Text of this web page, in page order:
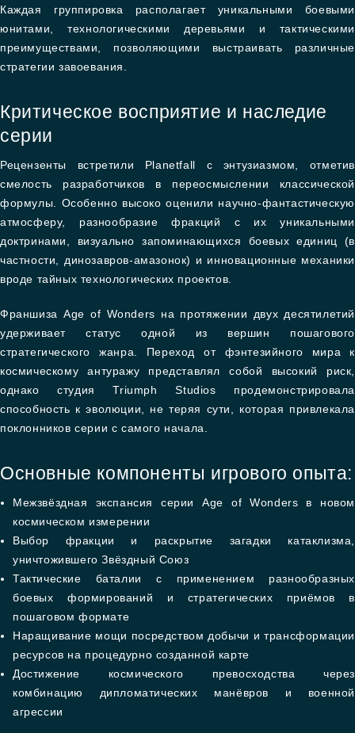
Каждая группировка располагает уникальными боевыми
юнитами, технологическими деревьями и тактическими
преимуществами, позволяющими выстраивать различные
стратегии завоевания.
Критическое восприятие и наследие
серии
Рецензенты встретили Planetfall с энтузиазмом, отметив
смелость разработчиков в переосмыслении классической
формулы. Особенно высоко оценили научно-фантастическую
атмосферу, разнообразие фракций с их уникальными
доктринами, визуально запоминающихся боевых единиц (в
частности, динозавров-амазонок) и инновационные механики
вроде тайных технологических проектов.
Франшиза Age of Wonders на протяжении двух десятилетий
удерживает статус одной из вершин пошагового
стратегического жанра. Переход от фэнтезийного мира к
космическому антуражу представлял собой высокий риск,
однако студия Triumph Studios продемонстрировала
способность к эволюции, не теряя сути, которая привлекала
поклонников серии с самого начала.
Основные компоненты игрового опыта:
Межзвёздная экспансия серии Age of Wonders в новом
космическом измерении
Выбор фракции и раскрытие загадки катаклизма,
уничтожившего Звёздный Союз
Тактические баталии с применением разнообразных
боевых формирований и стратегических приёмов в
пошаговом формате
Наращивание мощи посредством добычи и трансформации
ресурсов на процедурно созданной карте
Достижение космического превосходства через
комбинацию дипломатических манёвров и военной
агрессии